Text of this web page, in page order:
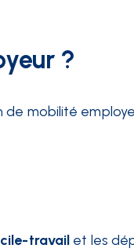
?
de mobilité
travail et les